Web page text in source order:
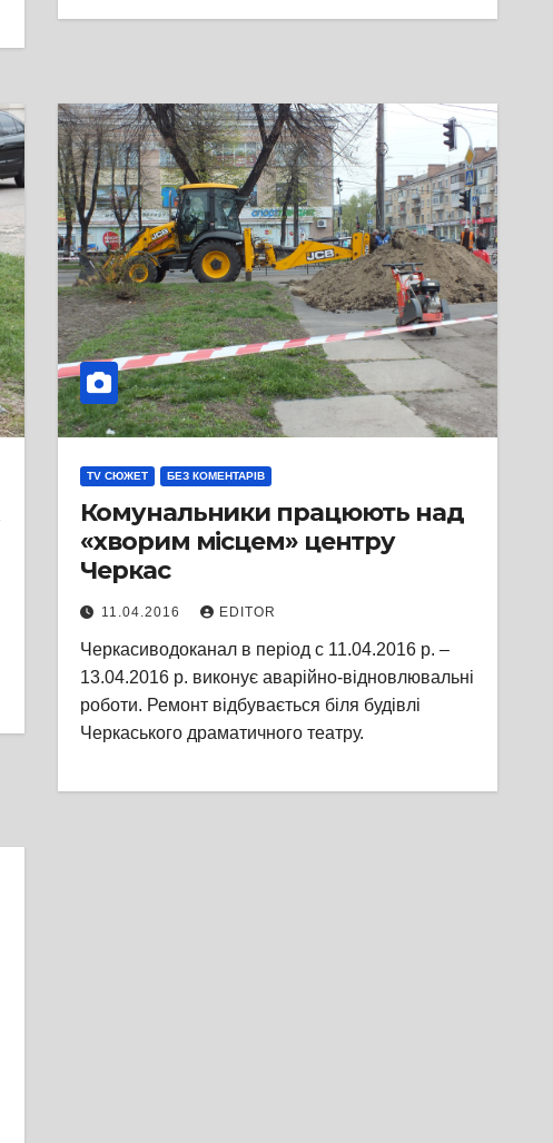
TV СЮЖЕТ БЕЗ КОМЕНТАРІВ
Комунальники працюють над
«хворим місцем» центру
Черкас
11.04.2016 EDITOR
Черкасиводоканал в період с 11.04.2016 р. –
13.04.2016 р. виконує аварійно-відновлювальні
роботи. Ремонт відбувається біля будівлі
Черкаського драматичного театру.